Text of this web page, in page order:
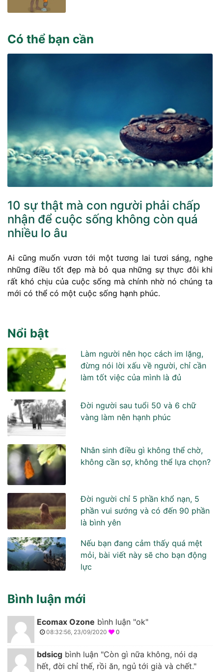
Có thể bạn cần
10 sự thật mà con người phải chấp
nhận để cuộc sống không còn quá
nhiều lo âu
Ai cũng muốn vươn tới một tương lai tươi sáng, nghe
những điều tốt đẹp mà bỏ qua những sự thực đôi khi
rất khó chịu của cuộc sống mà chính nhờ nó chúng ta
mới có thể có một cuộc sống hạnh phúc.
Nổi bật
Làm người nên học cách im lặng,
đừng nói lời xấu về người, chỉ cần
làm tốt việc của mình là đủ
Đời người sau tuổi 50 và 6 chữ
vàng làm nên hạnh phúc
Nhân sinh điều gì không thể chờ,
không cần sợ, không thể lựa chọn?
Đời người chỉ 5 phần khổ nạn, 5
phần vui sướng và có đến 90 phần
là bình yên
Nếu bạn đang cảm thấy quá mệt
mỏi, bài viết này sẽ cho bạn động
lực
Bình luận mới
Ecomax Ozone bình luận "ok"
08:32:56, 23/09/2020 0
bdsicg bình luận "Còn gì nữa không, nói dạ
hết, đời chỉ thế, rồi ăn, ngủ tới già và chết."